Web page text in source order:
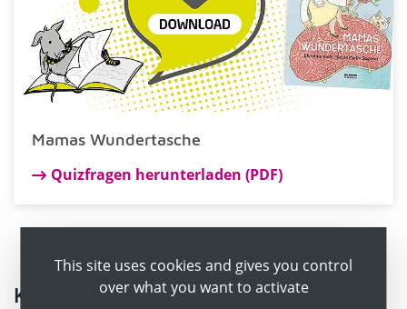
Mamas Wundertasche
Quizfragen herunterladen (PDF)
Buch gelesen? Versuche die Fragen zu beantworten!
Knack den Code
This site uses cookies and gives you control
over what you want to activate